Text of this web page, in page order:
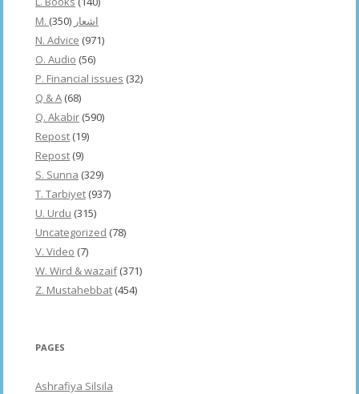
M. اشعار (350)
N. Advice (971)
O. Audio (56)
P. Financial issues (32)
Q & A (68)
Q. Akabir (590)
Repost (19)
Repost (9)
S. Sunna (329)
T. Tarbiyet (937)
U. Urdu (315)
Uncategorized (78)
V. Video (7)
W. Wird & wazaif(371)
Z. Mustahebbat (454)
PAGES
Ashrafiya Silsila